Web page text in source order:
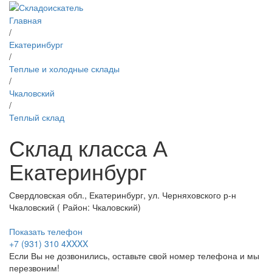
Главная
/
Екатеринбург
/
Теплые и холодные склады
/
Чкаловский
/
Теплый склад
Склад класса А
Екатеринбург
Свердловская обл., Екатеринбург, ул. Черняховского р-н
Чкаловский ( Район: Чкаловский)
Показать телефон
+7 (931) 310 4XXXX
Если Вы не дозвонились, оставьте свой номер телефона и мы
перезвоним!